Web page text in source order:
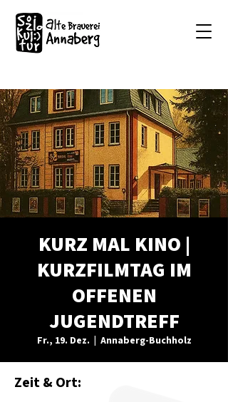
KURZ MAL KINO |
KURZFILMTAG IM
OFFENEN
JUGENDTREFF
Fr., 19. Dez. Annaberg-Buchholz
Zeit & Ort: